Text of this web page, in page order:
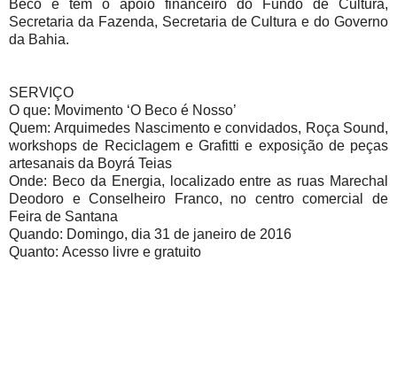
Beco e tem o apoio financeiro do Fundo de Cultura,
Secretaria da Fazenda, Secretaria de Cultura e do Governo
da Bahia.
SERVIÇO
O que: Movimento ‘O Beco é Nosso’
Quem: Arquimedes Nascimento e convidados, Roça Sound,
workshops de Reciclagem e Grafitti e exposição de peças
artesanais da Boyrá Teias
Onde: Beco da Energia, localizado entre as ruas Marechal
Deodoro e Conselheiro Franco, no centro comercial de
Feira de Santana
Quando: Domingo, dia 31 de janeiro de 2016
Quanto: Acesso livre e gratuito